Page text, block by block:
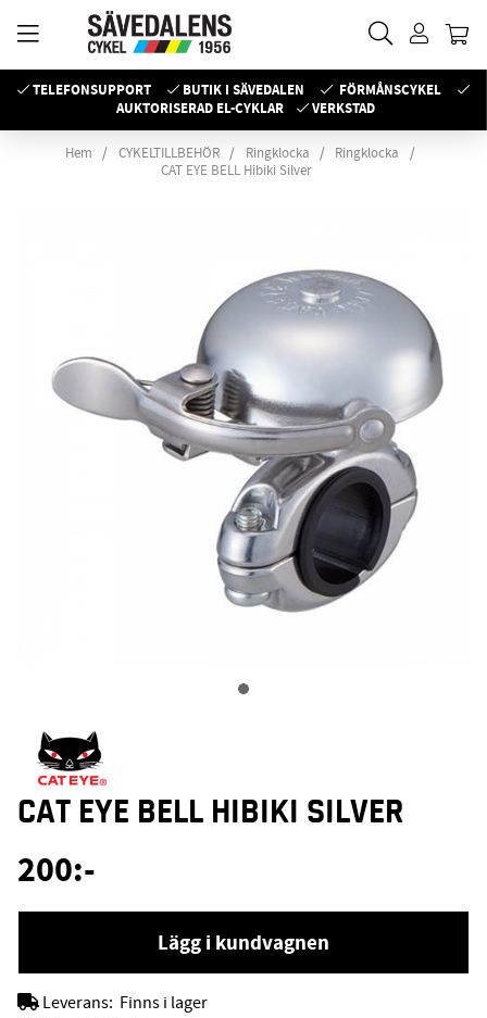
TELEFONSUPPORT BUTIK I SÄVEDALEN
FÖRMÅNSCYKEL
AUKTORISERAD EL-CYKLAR
VERKSTAD
Hem CYKELTILLBEHÖR Ringklocka
Ringklocka
CAT EYE BELL Hibiki Silver
CAT EYE BELL HIBIKI SILVER
200:-
Lägg i kundvagnen
Leverans: Finns i lager